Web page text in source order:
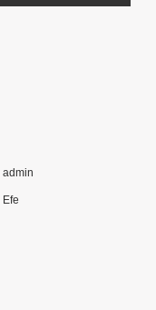
admin
Efe